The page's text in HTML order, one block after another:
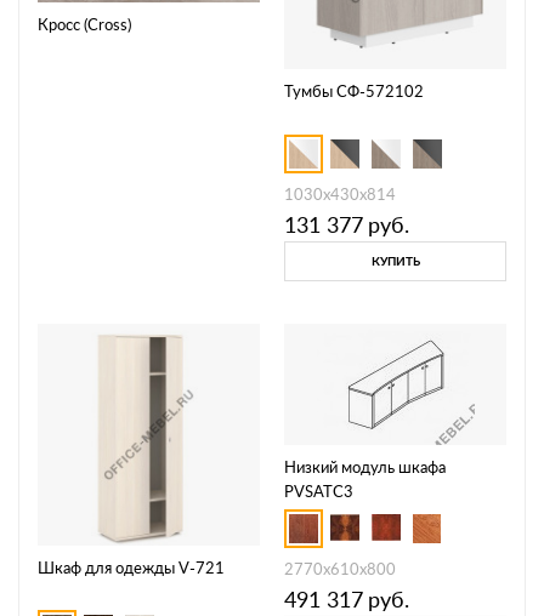
Кросс (Cross)
Тумбы СФ-572102
1030х430х814
131 377 руб.
КУПИТЬ
Шкаф для одежды V-721
Низкий модуль шкафа
PVSATC3
2770x610x800
491 317 руб.